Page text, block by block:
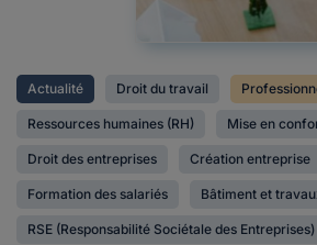
Actualité Droit du travail
Ressources humaines (RH) Mise en
Droit des entreprises Création entreprise
Formation des salariés Bâtiment et
RSE (Responsabilité Sociétale des Entreprises)